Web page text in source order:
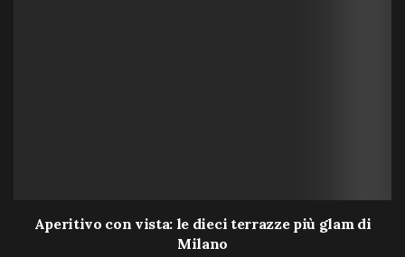
Aperitivo con vista: le dieci terrazze più glam di
Milano